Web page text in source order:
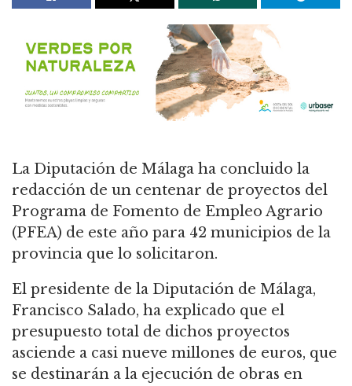
La Diputación de Málaga ha concluido la
redacción de un centenar de proyectos del
Programa de Fomento de Empleo Agrario
(PFEA) de este año para 42 municipios de la
provincia que lo solicitaron.
El presidente de la Diputación de Málaga,
Francisco Salado, ha explicado que el
presupuesto total de dichos proyectos
asciende a casi nueve millones de euros, que
se destinarán a la ejecución de obras en